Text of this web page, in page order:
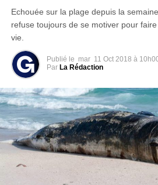
Echouée sur la plage depuis la
refuse toujours de se motiver pour
vie.
Publié le mar 11 Oct 2018 à
Par La Rédaction